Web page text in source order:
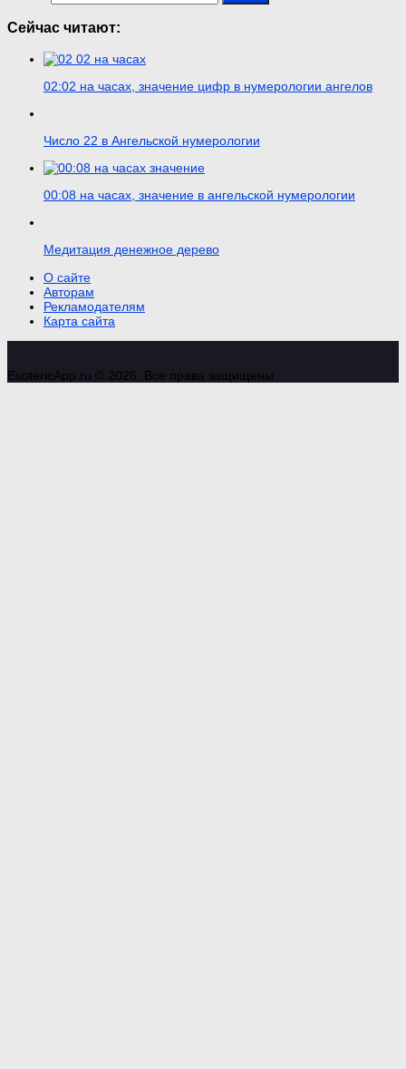
Сейчас читают:
02:02 на часах, значение цифр в нумерологии ангелов
Число 22 в Ангельской нумерологии
00:08 на часах, значение в ангельской нумерологии
Медитация денежное дерево
О сайте
Авторам
Рекламодателям
Карта сайта
EsotericApp.ru © 2026. Все права защищены.